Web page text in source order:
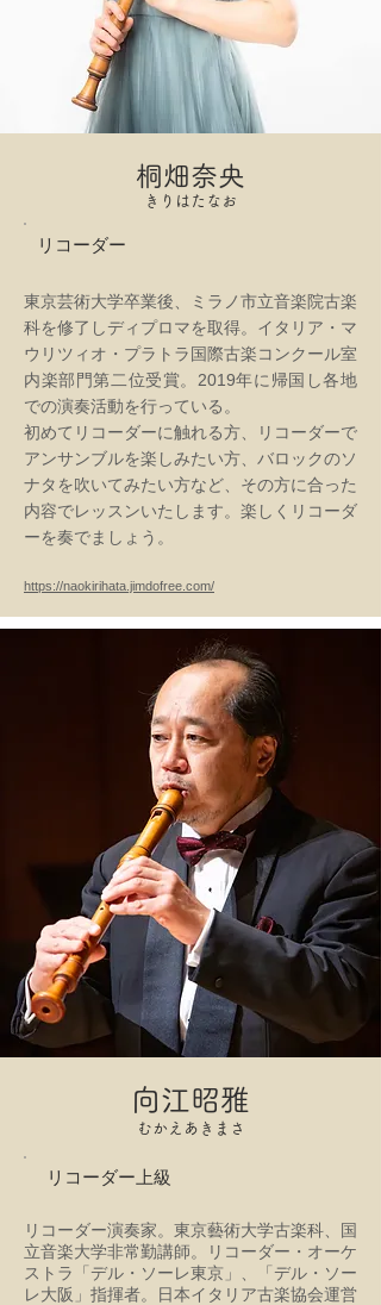
桐畑奈央
きりはたなお
リコーダー
東京芸術大学卒業後、ミラノ市立音楽院古楽
科を修了しディプロマを取得。イタリア・マ
ウリツィオ・プラトラ国際古楽コンクール室
内楽部門第二位受賞。2019年に帰国し各地
での演奏活動を行っている。
初めてリコーダーに触れる方、リコーダーで
アンサンブルを楽しみたい方、バロックのソ
ナタを吹いてみたい方など、その方に合った
内容でレッスンいたします。楽しくリコーダ
ーを奏でましょう。
https://naokirihata.jimdofree.com/
向江昭雅
むかえあきまさ
リコーダー上級
リコーダー演奏家。東京藝術大学古楽科、国
立音楽大学非常勤講師。リコーダー・オーケ
ストラ「デル・ソーレ東京」、「デル・ソー
レ大阪」指揮者。日本イタリア古楽協会運営